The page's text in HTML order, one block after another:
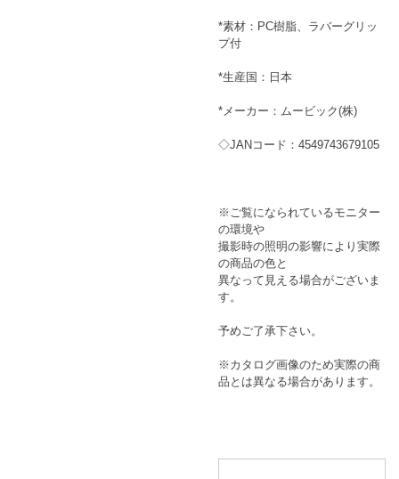
*素材：PC樹脂、ラバーグリッ
プ付
*生産国：日本
*メーカー：ムービック(株)
◇JANコード：4549743679105
※ご覧になられているモニター
の環境や
撮影時の照明の影響により実際
の商品の色と
異なって見える場合がございま
す。
予めご了承下さい。
※カタログ画像のため実際の商
品とは異なる場合があります。